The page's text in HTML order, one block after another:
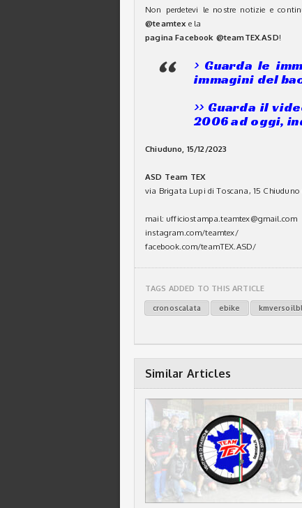
Non perdetevi le nostre notizie e
@teamtex e la
pagina Facebook @teamTEX.ASD!
> Guarda le
immagini del
>> Guarda il
2006 ad oggi,
Chiuduno, 15/12/2023
ASD Team TEX
via Brigata Lupi di Toscana, 15 Chiuduno
mail: ufficiostampa.teamtex@gmail.com
instagram.com/teamtex/
facebook.com/teamTEX.ASD/
TAGS ADDED TO THIS ARTICLE
cronoscalata ebike
Similar Articles